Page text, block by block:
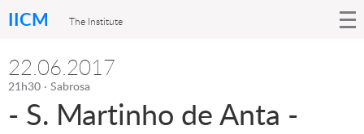
IICM The Institute
22.06.2017
21h30 · Sabrosa
- S. Martinho de Anta -